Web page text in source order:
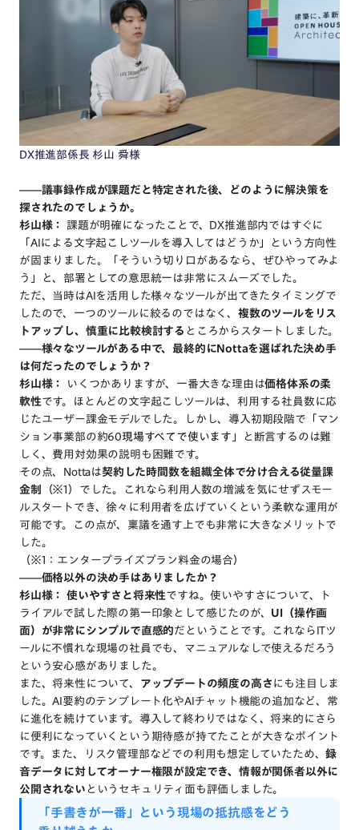
DX推進部係長 杉山 舜様
――議事録作成が課題だと特定された後、どのように解決策を
探されたのでしょうか。
杉山様：
課題が明確になったことで、DX推進部内ではすぐに
「AIによる文字起こしツールを導入してはどうか」という方向性
が固まりました。「そういう切り口があるなら、ぜひやってみよ
う」と、部署としての意思統一は非常にスムーズでした。
ただ、当時はAIを活用した様々なツールが出てきたタイミングで
したので、一つのツールに絞るのではなく、 複数のツールをリス
トアップし、慎重に比較検討する ところからスタートしました。
――様々なツールがある中で、最終的にNottaを選ばれた決め手
は何だったのでしょうか？
杉山様：
いくつかありますが、一番大きな理由は価格体系の柔
軟性です。ほとんどの文字起こしツールは、利用する社員数に応
じたユーザー課金モデルでした。しかし、導入初期段階で「マン
ション事業部の約60現場すべてで使います 」と断言するのは難
しく、費用対効果の説明も困難です。
その点、Nottaは契約した時間数を組織全体で分け合える従量課
金制
（※1）でした。これなら利用人数の増減を気にせずスモー
ルスタートでき、徐々に利用者を広げていくという柔軟な運用が
可能です。この点が、稟議を通す上でも非常に大きなメリットで
した。
（※1：エンタープライズプラン料金の場合）
――価格以外の決め手はありましたか？
杉山様：
使いやすさと将来性ですね。使いやすさについて、ト
ライアルで試した際の第一印象として感じたのが、 UI（操作画
面）が非常にシンプルで直感的だということです。これならITツ
ールに不慣れな現場の社員でも、マニュアルなしで使えるだろう
という安心感がありました。
また、将来性について、 アップデートの頻度の高さ にも注目しま
した。AI要約のテンプレート化やAIチャット機能の追加など、常
に進化を続けています。導入して終わりではなく、将来的にさら
に便利になっていくという期待感が持てたことが大きなポイント
です。また、リスク管理部などでの利用も想定していたため、録
音データに対してオーナー権限が設定でき、情報が関係者以外に
公開されない というセキュリティ面も評価しました。
「手書きが一番」 という現場の抵抗感をどう